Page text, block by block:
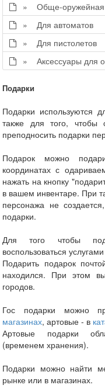
» Обще-оружейная
» Для автоматов
» Для пистолетов
» Аксессуары для
Подарки
Подарки используются
также для того, чтобы
преподносить подарки
Подарок можно
координатах с
нажать на кнопку
в вашем инвентаре. При
персонажа не
подарки.
Для того чтобы
воспользоваться услугами
Подарить подарок
находился. При этом
городов.
Гос подарки можно
магазинах, артовые - в
Артовые подарки
(временем хранения).
Подарки можно найти
рынке или в магазинах.